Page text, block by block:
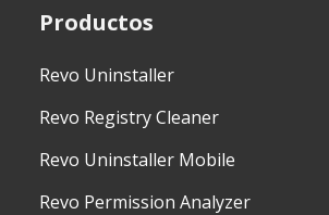
Productos
Revo Uninstaller
Revo Registry Cleaner
Revo Uninstaller Mobile
Revo Permission Analyzer